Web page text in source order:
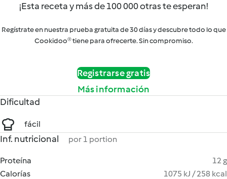
¡Esta receta y más de 100 000 otras te esperan!
Regístrate en nuestra prueba gratuita de 30 días y descubre todo lo que
Cookidoo® tiene para ofrecerte. Sin compromiso.
Registrarse gratis
Más información
Dificultad
fácil
Inf. nutricional por 1 portion
Proteína
12 g
Calorías
1075 kJ / 258 kcal